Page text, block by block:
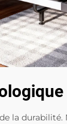
la durabilité.